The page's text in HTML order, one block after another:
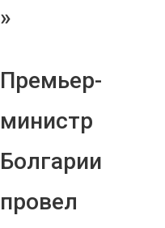
»
Премьер-
министр
Болгарии
провел